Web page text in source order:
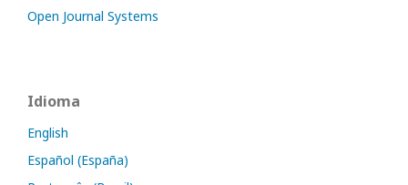
Open Journal Systems
Idioma
English
Español (España)